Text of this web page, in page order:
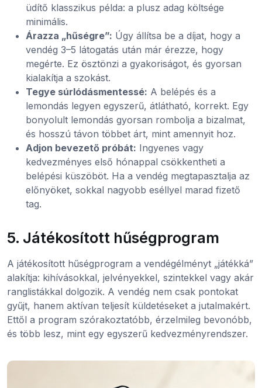
üdítő klasszikus példa: a plusz adag költsége
minimális.
Árazza „hűségre”: Úgy állítsa be a díjat, hogy a
vendég 3–5 látogatás után már érezze, hogy
megérte. Ez ösztönzi a gyakoriságot, és gyorsan
kialakítja a szokást.
Tegye súrlódásmentessé: A belépés és a
lemondás legyen egyszerű, átlátható, korrekt. Egy
bonyolult lemondás gyorsan rombolja a bizalmat,
és hosszú távon többet árt, mint amennyit hoz.
Adjon bevezető próbát: Ingyenes vagy
kedvezményes első hónappal csökkentheti a
belépési küszöböt. Ha a vendég megtapasztalja az
előnyöket, sokkal nagyobb eséllyel marad fizető
tag.
5. Játékosított hűségprogram
A játékosított hűségprogram a vendégélményt „játékká”
alakítja: kihívásokkal, jelvényekkel, szintekkel vagy akár
ranglistákkal dolgozik. A vendég nem csak pontokat
gyűjt, hanem aktívan teljesít küldetéseket a jutalmakért.
Ettől a program szórakoztatóbb, érzelmileg bevonóbb,
és több lesz, mint egy egyszerű kedvezményrendszer.